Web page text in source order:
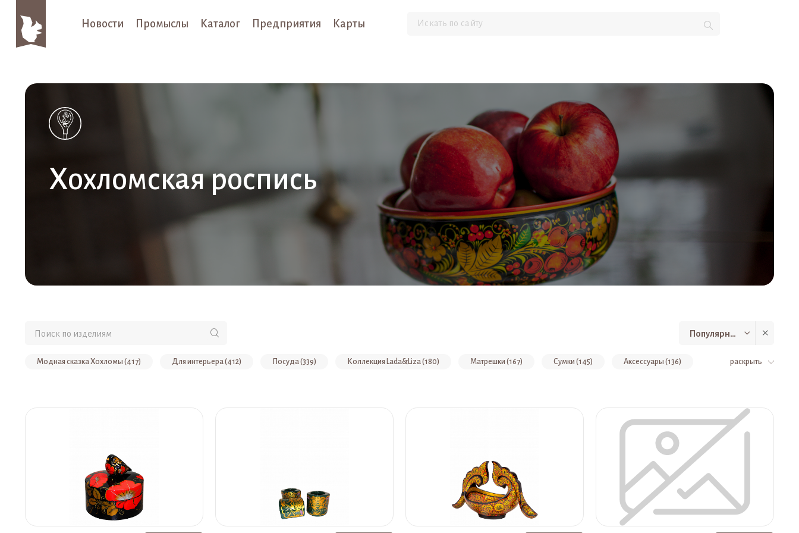
Новости Промыслы Каталог Предприятия Карты
Хохломская роспись
Популярные
раскрыть
Модная сказка Хохломы (417) Для интерьера (412) Посуда (339) Коллекция Lada&Liza (180) Матрешки (167) Сумки (145) Аксессуары (136)
Стулья детские (31)
Иконы (27)
Наборы для творчества (27) Изделия из фарфора и металла (21) Коллекция "Эволюция" (21)
Стулья из массива (21) Игрушки-пирамидки (20) Бижутерия (19) Кружки (17) Коллекция "Вьюнок" (16) Детская мебель Модерн (16)
Матрешки "Времена года" (15) Счетный материал (14) Елочные игрушки (13) Конфетницы (12)